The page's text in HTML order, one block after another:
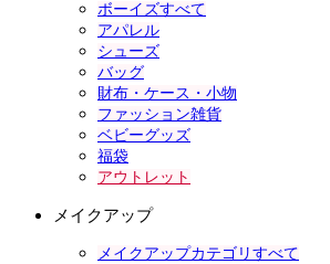
ボーイズすべて
アパレル
シューズ
バッグ
財布・ケース・小物
ファッション雑貨
ベビーグッズ
福袋
アウトレット
メイクアップ
メイクアップカテゴリすべて